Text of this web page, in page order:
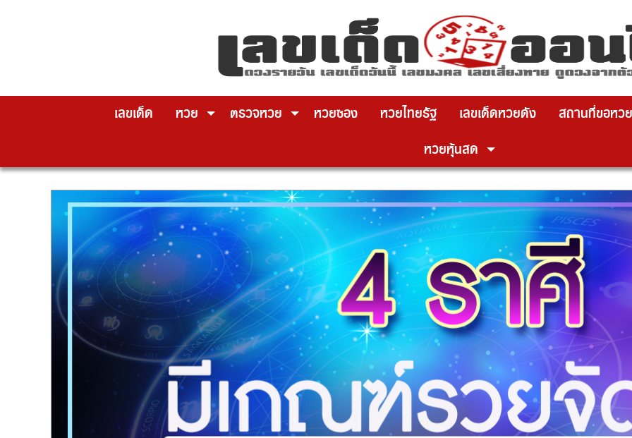
เลขเด็ด หวย ตรวจหวย หวยซอง หวยไทยรัฐ เลขเด็ดหวยดัง
สถานที่ขอหวย
หวยหุ้นสด
x ปิดโฆษณา